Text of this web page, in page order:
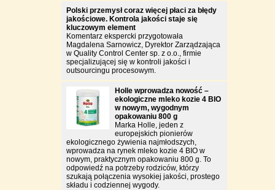
Polski przemysł coraz więcej płaci za błędy
jakościowe. Kontrola jakości staje się
kluczowym element
Komentarz ekspercki przygotowała
Magdalena Sarnowicz, Dyrektor Zarządzająca
w Quality Control Center sp. z o.o., firmie
specjalizującej się w kontroli jakości i
outsourcingu procesowym.
Holle wprowadza nowość –
ekologiczne mleko kozie 4 BIO
w nowym, wygodnym
opakowaniu 800 g
Marka Holle, jeden z
europejskich pionierów
ekologicznego żywienia najmłodszych,
wprowadza na rynek mleko kozie 4 BIO w
nowym, praktycznym opakowaniu 800 g. To
odpowiedź na potrzeby rodziców, którzy
szukają połączenia wysokiej jakości, prostego
składu i codziennej wygody.